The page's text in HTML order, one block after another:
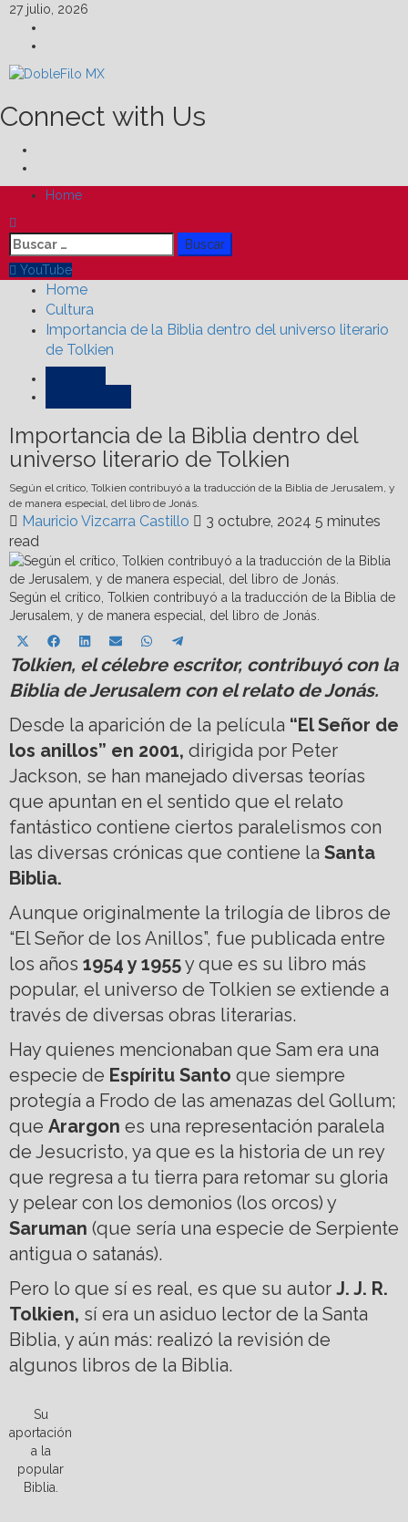
Skip
content
27 julio, 2026
Connect with Us
PrimaryHome
Buscar:
YouTube
Home
Cultura
Importancia de la Biblia dentro del universo literario
de Tolkien
Importancia de la Biblia dentro del
universo literario de Tolkien
Según el crítico, Tolkien contribuyó a la traducción de la Biblia de Jerusalem, y
de manera especial, del libro de Jonás.
Mauricio Vizcarra Castillo 3 octubre, 2024 5 minutes
read
Según el crítico, Tolkien contribuyó a la traducción de la Biblia de
Jerusalem, y de manera especial, del libro de Jonás.
Share
on
(Twitter)
Share
on
Facebook
Share
on
LinkedInShare
on
Email
Share
on
WhatsApp
on
Tolkien, el célebre escritor, contribuyó con la
Biblia de Jerusalem con el relato de Jonás.
Desde la aparición de la película “El Señor de
los anillos” en 2001, dirigida por Peter
Jackson, se han manejado diversas teorías
que apuntan en el sentido que el relato
fantástico contiene ciertos paralelismos con
las diversas crónicas que contiene la Santa
Biblia.
Aunque originalmente la trilogía de libros de
“El Señor de los Anillos”, fue publicada entre
los años 1954 y 1955y que es su libro más
popular, el universo de Tolkien se extiende a
través de diversas obras literarias.
Hay quienes mencionaban que Sam era una
especie de Espíritu Santo que siempre
protegía a Frodo de las amenazas del Gollum;
que Arargon es una representación paralela
de Jesucristo, ya que es la historia de un rey
que regresa a tu tierra para retomar su gloria
y pelear con los demonios (los orcos) y
Saruman (que sería una especie de Serpiente
antigua o satanás).
Pero lo que sí es real, es que su autor J. J. R.
Tolkien, sí era un asiduo lector de la Santa
Biblia, y aún más: realizó la revisión de
algunos libros de la Biblia.
Su
aportación
a la
popular
Biblia.